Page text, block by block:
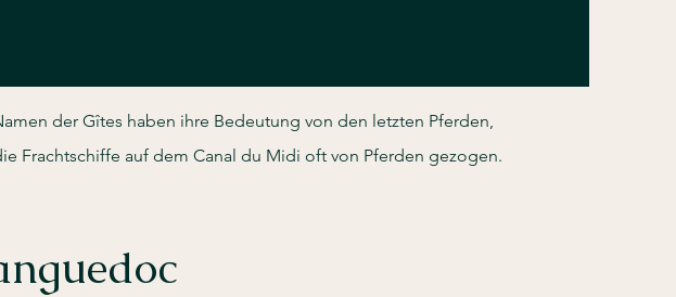
der Gîtes haben ihre Bedeutung von den letzten Pferden,
Frachtschiffe auf dem Canal du Midi oft von Pferden gezogen.